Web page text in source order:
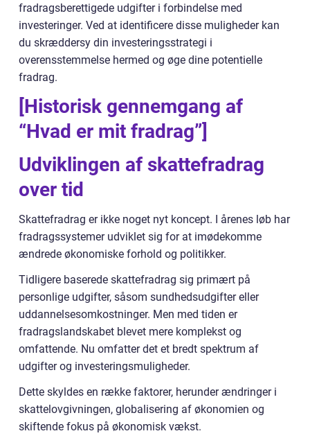
fradragsberettigede udgifter i forbindelse med
investeringer. Ved at identificere disse muligheder kan
du skræddersy din investeringsstrategi i
overensstemmelse hermed og øge dine potentielle
fradrag.
[Historisk gennemgang af
“Hvad er mit fradrag”]
Udviklingen af skattefradrag
over tid
Skattefradrag er ikke noget nyt koncept. I årenes løb har
fradragssystemer udviklet sig for at imødekomme
ændrede økonomiske forhold og politikker.
Tidligere baserede skattefradrag sig primært på
personlige udgifter, såsom sundhedsudgifter eller
uddannelsesomkostninger. Men med tiden er
fradragslandskabet blevet mere komplekst og
omfattende. Nu omfatter det et bredt spektrum af
udgifter og investeringsmuligheder.
Dette skyldes en række faktorer, herunder ændringer i
skattelovgivningen, globalisering af økonomien og
skiftende fokus på økonomisk vækst.